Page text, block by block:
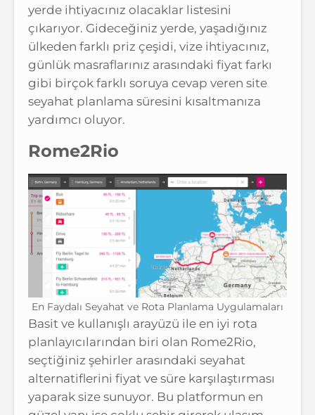
yerde ihtiyacınız olacaklar listesini
çıkarıyor. Gideceğiniz yerde, yaşadığınız
ülkeden farklı priz çeşidi, vize ihtiyacınız,
günlük masraflarınız arasındaki fiyat farkı
gibi birçok farklı soruya cevap veren site
seyahat planlama süresini kısaltmanıza
yardımcı oluyor.
Rome2Rio
En Faydalı Seyahat ve Rota Planlama Uygulamaları
Basit ve kullanışlı arayüzü ile en iyi rota
planlayıcılarından biri olan Rome2Rio,
seçtiğiniz şehirler arasındaki seyahat
alternatiflerini fiyat ve süre karşılaştırması
yaparak size sunuyor. Bu platformun en